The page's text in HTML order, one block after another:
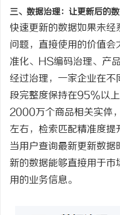
三、数据治理：让更新后的
快速更新的数据如果未
问题，直接使用的价值
准化、
HS编码治理、产
经过治理，一家企业在
段完整度保持在95%以
2000万个商品相关实体
左右，检索匹配精准度提
当用户查询最新更新数
新的数据能够直接用于
用的业务信息。